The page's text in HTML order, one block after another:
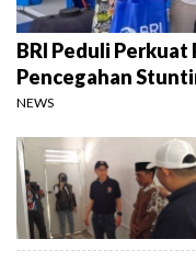
BRI Peduli Perkuat
Pencegahan
NEWS